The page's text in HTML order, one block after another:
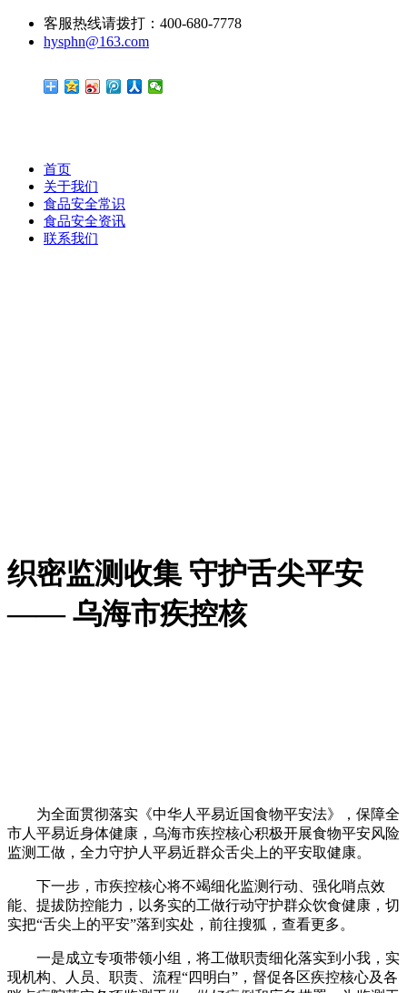
客服热线请拨打：400-680-7778
hysphn@163.com
首页
关于我们
食品安全常识
食品安全资讯
联系我们
织密监测收集 守护舌尖平安
—— 乌海市疾控核
为全面贯彻落实《中华人平易近国食物平安法》，保障全
市人平易近身体健康，乌海市疾控核心积极开展食物平安风险
监测工做，全力守护人平易近群众舌尖上的平安取健康。
下一步，市疾控核心将不竭细化监测行动、强化哨点效
能、提拔防控能力，以务实的工做行动守护群众饮食健康，切
实把“舌尖上的平安”落到实处，前往搜狐，查看更多。
一是成立专项带领小组，将工做职责细化落实到小我，实
现机构、人员、职责、流程“四明白”，督促各区疾控核心及各